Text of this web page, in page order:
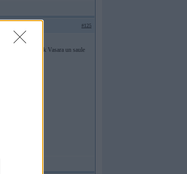
#125
Bet tur tak Vasara un saule